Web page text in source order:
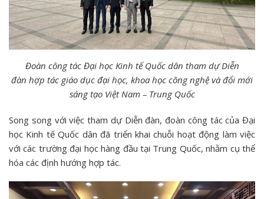
Đoàn công tác Đại học Kinh tế Quốc dân tham dự Diễn
đàn hợp tác giáo dục đại học, khoa học công nghệ và đổi mới
sáng tạo Việt Nam – Trung Quốc
Song song với việc tham dự Diễn đàn, đoàn công tác của Đại
học Kinh tế Quốc dân đã triển khai chuỗi hoạt động làm việc
với các trường đại học hàng đầu tại Trung Quốc, nhằm cụ thể
hóa các định hướng hợp tác.